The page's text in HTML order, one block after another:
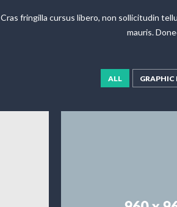
Cras fringilla cursus libero, non sollicitudin
mauris.
ALL GRAPHIC